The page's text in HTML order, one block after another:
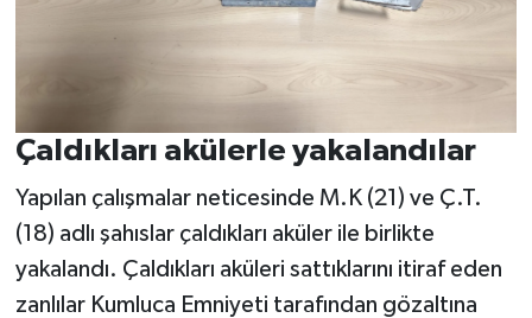
Çaldıkları akülerle yakalandılar
Yapılan çalışmalar neticesinde M.K (21) ve Ç.T.
(18) adlı şahıslar çaldıkları aküler ile birlikte
yakalandı. Çaldıkları aküleri sattıklarını itiraf eden
zanlılar Kumluca Emniyeti tarafından gözaltına